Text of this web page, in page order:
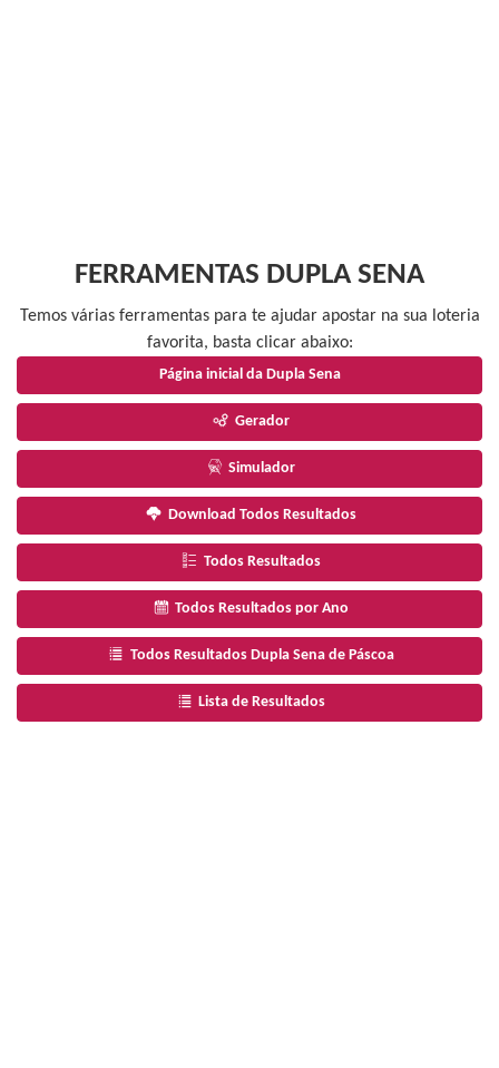
FERRAMENTAS DUPLA SENA
Temos várias ferramentas para te ajudar apostar na sua loteria
favorita, basta clicar abaixo:
Página inicial da Dupla Sena
Gerador
Simulador
Download Todos Resultados
Todos Resultados
Todos Resultados por Ano
Todos Resultados Dupla Sena de Páscoa
Lista de Resultados